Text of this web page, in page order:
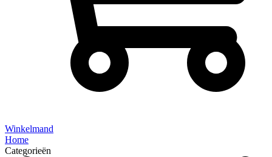
Winkelmand
Home
Categorieën